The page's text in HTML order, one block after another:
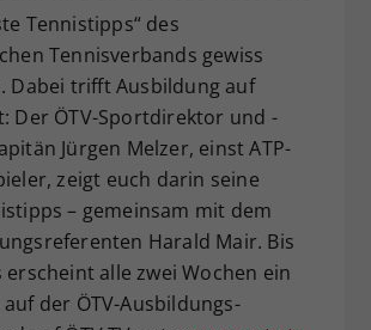
Tennistipps“ des
Tennisverbands gewiss
Dabei trifft Ausbildung auf
Der ÖTV-Sportdirektor und -
Jürgen Melzer, einst ATP-
zeigt euch darin seine
– gemeinsam mit dem
Harald Mair. Bis
erscheint alle zwei Wochen ein
der ÖTV-Ausbildungs-
Dieser Wert speichert Ihre Consent-
Einstellungen. Unter anderem eine
zufällig generierte ID, für die
historische Speicherung Ihrer
vorgenommen Einstellungen, falls der
Webseiten-Betreiber dies eingestellt
hat.